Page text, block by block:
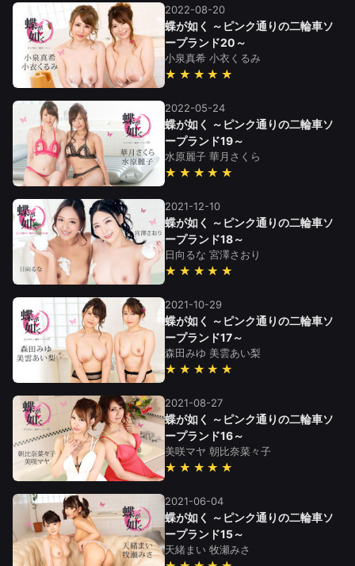
2022-08-20
蝶が如く ～ピンク通りの二輪車ソ
ープランド20～
小泉真希 小衣くるみ
★★★★★
2022-05-24
蝶が如く ～ピンク通りの二輪車ソ
ープランド19～
水原麗子 華月さくら
★★★★★
2021-12-10
蝶が如く ～ピンク通りの二輪車ソ
ープランド18～
日向るな 宮澤さおり
★★★★★
2021-10-29
蝶が如く ～ピンク通りの二輪車ソ
ープランド17～
森田みゆ 美雲あい梨
★★★★★
2021-08-27
蝶が如く ～ピンク通りの二輪車ソ
ープランド16～
美咲マヤ 朝比奈菜々子
★★★★★
2021-06-04
蝶が如く ～ピンク通りの二輪車ソ
ープランド15～
天緒まい 牧瀬みさ